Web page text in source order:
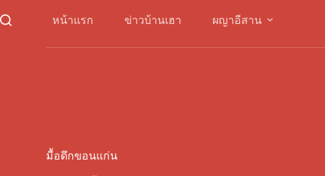
หน้าแรก ข่าวบ้านเฮา ผญาอีสาน
มื้อดึกขอนแก่น